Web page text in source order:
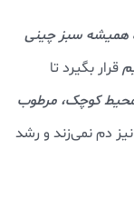
همیشه سبز چینی
قرار بگیرد تا
کوچک، مرطوب
دم نمی‌زند و رشد